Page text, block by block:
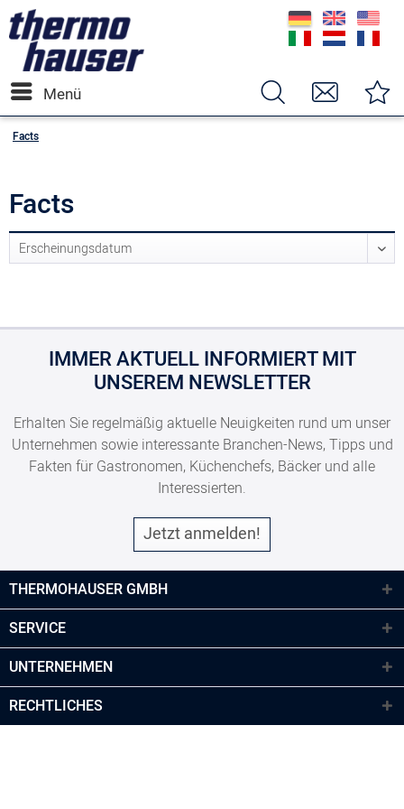
Menü
Facts
Facts
IMMER AKTUELL INFORMIERT MIT
UNSEREM NEWSLETTER
Erhalten Sie regelmäßig aktuelle Neuigkeiten rund um unser
Unternehmen sowie interessante Branchen-News, Tipps und
Fakten für Gastronomen, Küchenchefs, Bäcker und alle
Interessierten.
Jetzt anmelden!
THERMOHAUSER GMBH
SERVICE
UNTERNEHMEN
RECHTLICHES